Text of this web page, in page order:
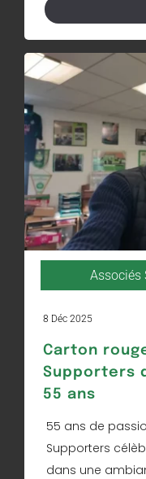
Associés
8 Déc 2025
Carton
Supporters
55 ans
55 ans de
Supporters
dans une